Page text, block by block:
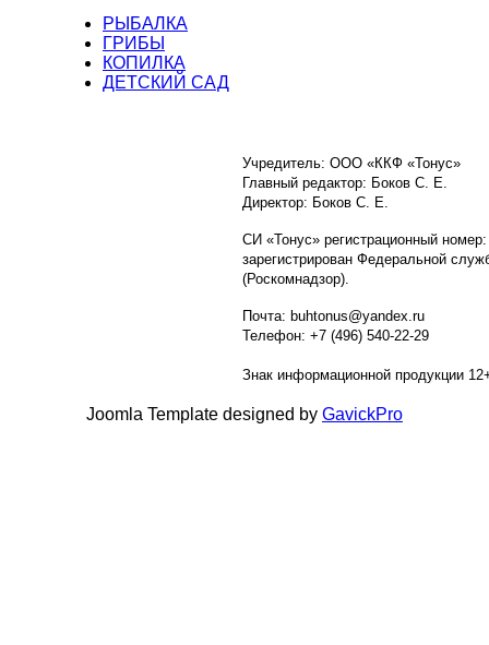
РЫБАЛКА
ГРИБЫ
КОПИЛКА
ДЕТСКИЙ САД
Учредитель: ООО «ККФ «Тонус»
Главный редактор: Боков С. Е.
Директор: Боков С. Е.
СИ «Тонус» регистрационный
зарегистрирован Федеральной
(Роскомнадзор).
Почта: buhtonus@yandex.ru
Телефон: +7 (496) 540-22-29
Знак информационной продукции
Joomla Template designed by GavickPro